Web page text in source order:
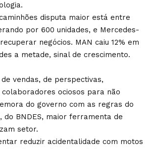
disputa maior está entre
por 600 unidades, e Mercedes-
negócios. MAN caiu 12% em
a metade, sinal de crescimento.
de vendas, de perspectivas,
colaboradores ociosos para não
do governo com as regras do
do BNDES, maior ferramenta de
setor.
reduzir acidentalidade com motos